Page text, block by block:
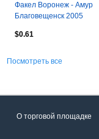
Факел Воронеж - Амур
Благовещенск 2005
$0.61
Посмотреть все
О торговой площадке